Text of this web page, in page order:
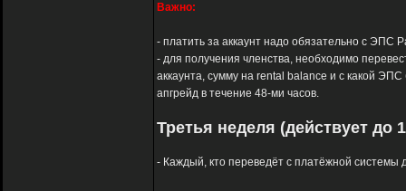
Важно:
- платить за аккаунт надо обязательно с ЭПС
- для получения членства, необходимо
аккаунта, сумму на rental balance и с какой
апгрейд в течение 48-ми часов.
Третья неделя (действует до
- Каждый, кто переведёт с платёжной системы